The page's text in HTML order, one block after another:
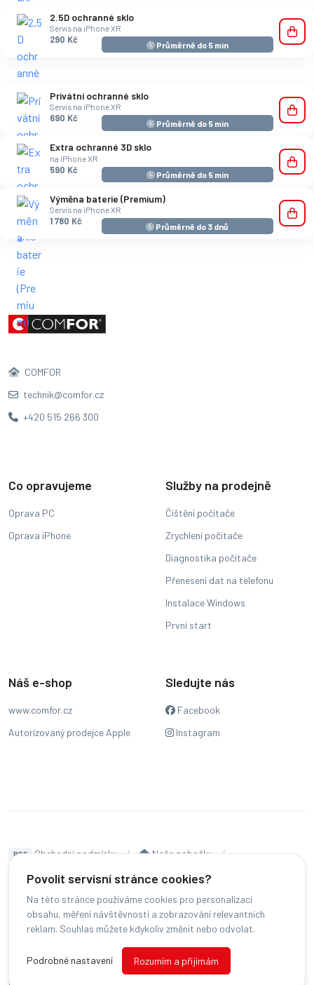
2.5D ochranné sklo
Servis na iPhone XR
290 Kč
Průměrně do 5 min
Privátní ochranné sklo
Servis na iPhone XR
690 Kč
Průměrně do 5 min
Extra ochranné 3D sklo
na iPhone XR
590 Kč
Průměrně do 5 min
Výměna baterie (Premium)
Servis na iPhone XR
1 780 Kč
Průměrně do 3 dnů
Povolit servisní stránce cookies?
Na této stránce používáme cookies pro personalizaci
obsahu, měření návštěvnosti a zobrazování relevantních
reklam. Souhlas můžete kdykoliv změnit nebo odvolat.
Podrobné nastavení Rozumím a přijímám
COMFOR
technik@comfor.cz
+420 515 266 300
Co opravujeme
Oprava PC
Oprava iPhone
Služby na prodejně
Čištění počítače
Zrychlení počítače
Diagnostika počítače
Přenesení dat na telefonu
Instalace Windows
První start
Náš e-shop
www.comfor.cz
Autorizovaný prodejce Apple
Sledujte nás
Facebook
Instagram
PDF Obchodní podmínky
Naše pobočky
Čeština
Všechna práva vyhrazena.
Změnit preference cookies
Běžíme na